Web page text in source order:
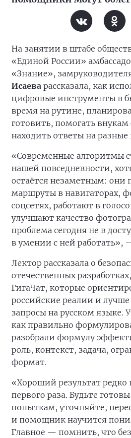
На занятии в штабе
«Единой России»
«Знание»,
Исаева рассказала, как
цифровые инструменты в
время на рутине,
готовить, помогать
находить ответы на разные
«Современные алгоритмы
нашей повседневности,
остаётся незаметным: они
маршруты в навигаторах,
соцсетях, работают в
улучшают качество
проблема сегодня не в
в умении с ней работать»,
Лектор рассказала о
отечественных
ГигаЧат, которые
российские реалии и
запросы на русском языке.
как правильно
разобрали формулу
роль, контекст, задача,
формат.
«Хороший результат редко
первого раза. Будьте
попыткам, уточняйте,
и помощник научится
Главное — помнить, что